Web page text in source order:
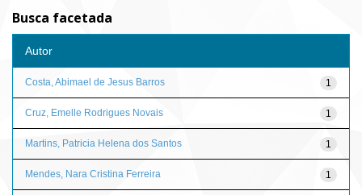
Busca facetada
Autor
1
Costa, Abimael de Jesus Barros
1
Cruz, Emelle Rodrigues Novais
1
Martins, Patricia Helena dos Santos
1
Mendes, Nara Cristina Ferreira